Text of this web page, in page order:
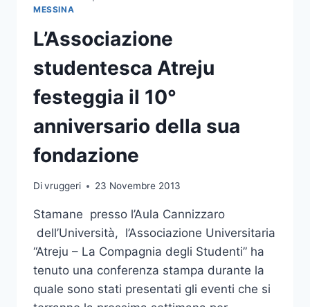
MESSINA
L’Associazione
studentesca Atreju
festeggia il 10°
anniversario della sua
fondazione
Divruggeri 23 Novembre 2013
Stamane presso l’Aula Cannizzaro
dell’Università, l’Associazione Universitaria
“Atreju – La Compagnia degli Studenti” ha
tenuto una conferenza stampa durante la
quale sono stati presentati gli eventi che si